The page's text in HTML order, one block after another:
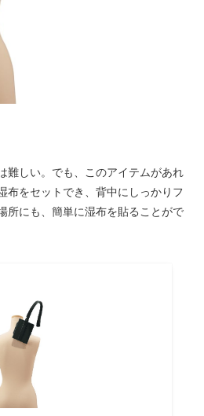
難しい。でも、このアイテムがあれ
布をセットでき、背中にしっかりフ
所にも、簡単に湿布を貼ることがで